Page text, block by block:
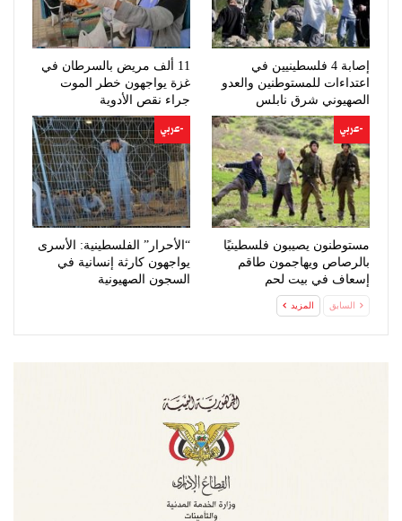
إصابة 4 فلسطينيين في
اعتداءات للمستوطنين والعدو
الصهيوني شرق نابلس
11 ألف مريض بالسرطان في
غزة يواجهون خطر الموت
جراء نقص الأدوية
-عربي
مستوطنون يصيبون فلسطينيًا
بالرصاص ويهاجمون طاقم
إسعاف في بيت لحم
-عربي
“الأحرار” الفلسطينية: الأسرى
يواجهون كارثة إنسانية في
السجون الصهيونية
السابق المزيد